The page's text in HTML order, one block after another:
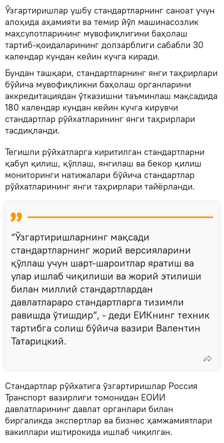
Ўзгартиришлар ушбу стандартларнинг саноат учун
алоҳида аҳамияти ва темир йўл машинасозлик
маҳсулотларининг мувофиқлигини баҳолаш
тартиб-қоидаларининг долзарблиги сабабли 30
календар кундан кейин кучга киради.
Бундан ташқари, стандартларнинг янги таҳрирлари
бўйича мувофиқликни баҳолаш органларини
аккредитациядан ўтказишни таъминлаш мақсадида
180 календар кундан кейин кучга кирувчи
стандартлар рўйхатларининг янги таҳрирлари
тасдиқланди.
Тегишли рўйхатларга киритилган стандартларни
қабул қилиш, қўллаш, янгилаш ва бекор қилиш
мониторинги натижалари бўйича стандартлар
рўйхатларининг янги таҳрирлари тайёрланди.
“Ўзгартиришларнинг мақсади
стандартларнинг жорий версияларини
қўллаш учун шарт-шароитлар яратиш ва
улар ишлаб чиқилиши ва жорий этилиши
билан миллий стандартлардан
давлатлараро стандартларга тизимли
равишда ўтишдир”, - деди ЕИКнинг техник
тартибга солиш бўйича вазири Валентин
Татарицкий.
Стандартлар рўйхатига ўзгартиришлар Россия
Транспорт вазирлиги томонидан ЕОИИ
давлатларининг давлат органлари билан
биргаликда экспертлар ва бизнес ҳамжамиятлари
вакиллари иштирокида ишлаб чиқилган.